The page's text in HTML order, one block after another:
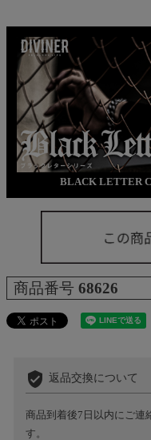
BLACK LETTER
商品番号 68626
verified_user 返品交換について
商品到着後7日以内にご連
す。